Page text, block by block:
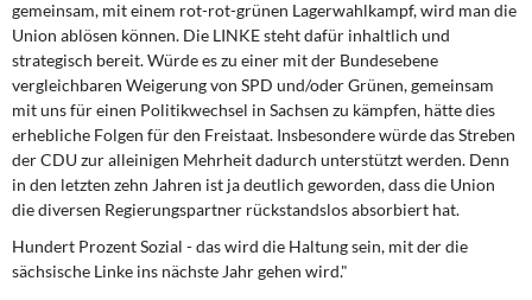
gemeinsam, mit einem rot-rot-grünen Lagerwahlkampf, wird man die
Union ablösen können. Die LINKE steht dafür inhaltlich und
strategisch bereit. Würde es zu einer mit der Bundesebene
vergleichbaren Weigerung von SPD und/oder Grünen, gemeinsam
mit uns für einen Politikwechsel in Sachsen zu kämpfen, hätte dies
erhebliche Folgen für den Freistaat. Insbesondere würde das Streben
der CDU zur alleinigen Mehrheit dadurch unterstützt werden. Denn
in den letzten zehn Jahren ist ja deutlich geworden, dass die Union
die diversen Regierungspartner rückstandslos absorbiert hat.
Hundert Prozent Sozial - das wird die Haltung sein, mit der die
sächsische Linke ins nächste Jahr gehen wird."